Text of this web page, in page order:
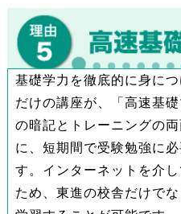
基礎学力を徹底的に身に
だけの講座が、「高速基
の暗記とトレーニングの
に、短期間で受験勉強に
す。インターネットを介
ため、東進の校舎だけで